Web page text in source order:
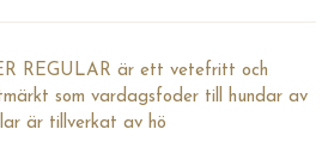
REGULAR är ett vetefritt och
som vardagsfoder till hundar av
är tillverkat av hö